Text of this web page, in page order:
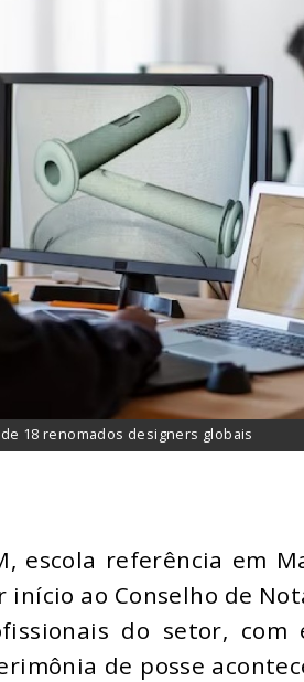
18 renomados designers globais
escola referência em
ao Conselho de
do setor,
de posse